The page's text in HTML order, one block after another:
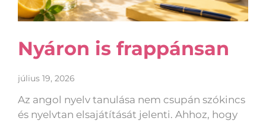
Nyáron is frappánsan
július 19, 2026
Az angol nyelv tanulása nem csupán szókincs
és nyelvtan elsajátítását jelenti. Ahhoz, hogy